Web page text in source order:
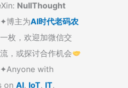
NullThought
✦博主为AI时代老码农
一枚，欢迎加微信交
流，或探讨合作机会
✦Anyone with
on AI, IoT, IT,